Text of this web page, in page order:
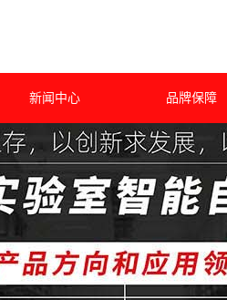
新闻中心 品牌保障